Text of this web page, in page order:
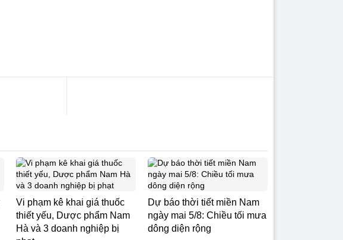
Vi phạm kê khai giá thuốc
thiết yếu, Dược phẩm Nam
Hà và 3 doanh nghiệp bị
Dự báo thời tiết miền Nam
ngày mai 5/8: Chiều tối mưa
dông diện rộng